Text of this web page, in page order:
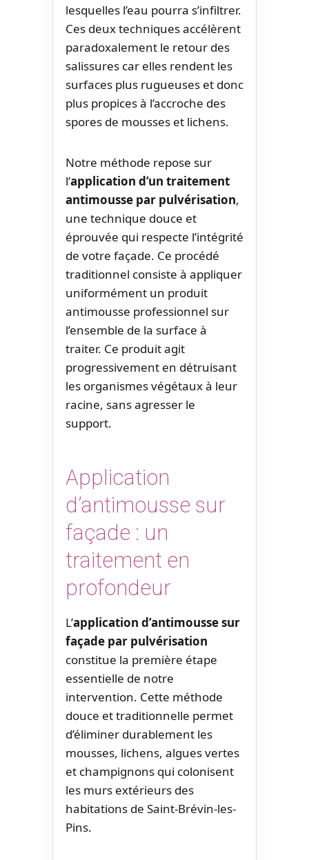
lesquelles l’eau pourra s’infiltrer.
Ces deux techniques accélèrent
paradoxalement le retour des
salissures car elles rendent les
surfaces plus rugueuses et donc
plus propices à l’accroche des
spores de mousses et lichens.
Notre méthode repose sur
l’application d’un traitement
antimousse par pulvérisation,
une technique douce et
éprouvée qui respecte l’intégrité
de votre façade. Ce procédé
traditionnel consiste à appliquer
uniformément un produit
antimousse professionnel sur
l’ensemble de la surface à
traiter. Ce produit agit
progressivement en détruisant
les organismes végétaux à leur
racine, sans agresser le
support.
Application
d’antimousse sur
façade : un
traitement en
profondeur
L’application d’antimousse sur
façade par pulvérisation
constitue la première étape
essentielle de notre
intervention. Cette méthode
douce et traditionnelle permet
d’éliminer durablement les
mousses, lichens, algues vertes
et champignons qui colonisent
les murs extérieurs des
habitations de Saint-Brévin-les-
Pins.